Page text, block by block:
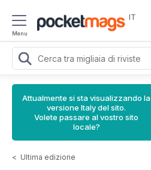
Menu
IT
Attualmente si sta visualizzando la
versione Italy del sito.
Volete passare al vostro sito
locale?
< Ultima edizione